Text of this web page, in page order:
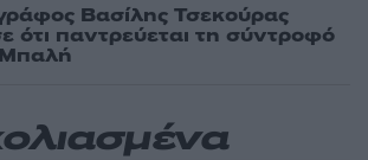
Βασίλης Τσεκούρας
ότι παντρεύεται τη σύντροφό